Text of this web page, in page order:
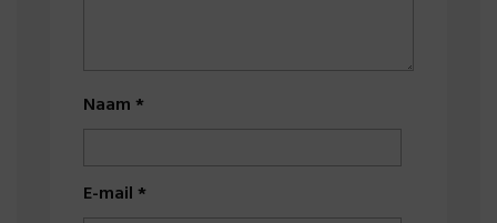
Naam*
E-mail*